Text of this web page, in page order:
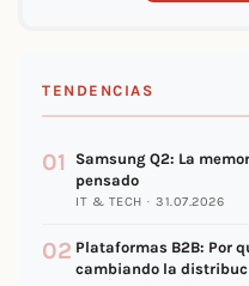
TENDENCIAS
01
Samsung Q2: La
pensado
IT & TECH · 31.07.2026
02 Plataformas B2B: Por
cambiando la